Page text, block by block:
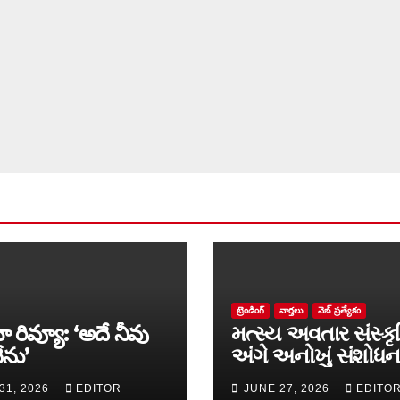
‘అదే నీవు
2026 EDITOR
ట్రెండింగ్ వార్త‌లు వెబ్ ప్రత్యేకం
મત્સ્ય અવતાર
અંગે અનોખું સંશોધન
માળખું રજૂ
JUNE 27, 2026 EDITOR